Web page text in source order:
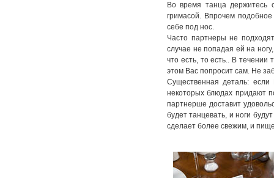
Во время танца держитесь
гримасой. Впрочем
себе под нос.
Часто партнеры не
случае не попадая ей на
что есть, то есть.. В
этом Вас попросит сам. Не
Существенная деталь: если
некоторых блюдах придают
партнерше доставит
будет танцевать, и ноги
сделает более свежим, и